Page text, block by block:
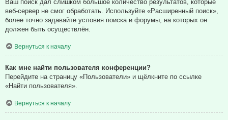
Ваш поиск дал слишком большое количество результатов, которые
веб-сервер не смог обработать. Используйте «Расширенный поиск»,
более точно задавайте условия поиска и форумы, на которых он
должен быть осуществлён.
Вернуться к началу
Как мне найти пользователя конференции?
Перейдите на страницу «Пользователи» и щёлкните по ссылке
«Найти пользователя».
Вернуться к началу